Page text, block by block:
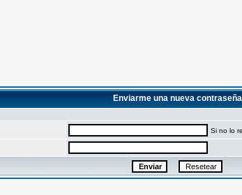
Enviarme una nueva contraseña
Si no lo